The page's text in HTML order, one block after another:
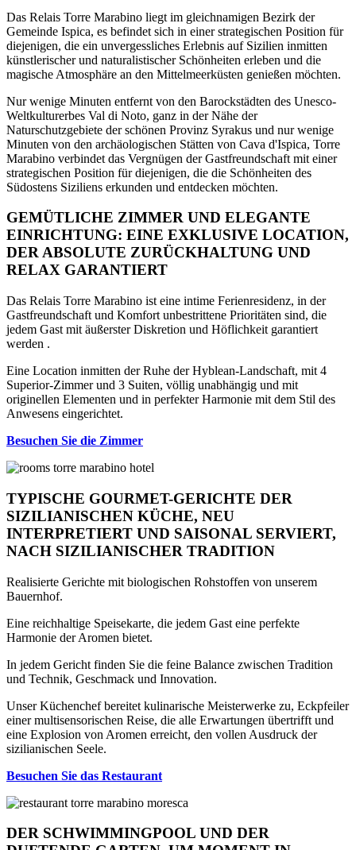
Das Relais Torre Marabino liegt im gleichnamigen Bezirk der
Gemeinde Ispica, es befindet sich in einer strategischen Position für
diejenigen, die ein unvergessliches Erlebnis auf Sizilien inmitten
künstlerischer und naturalistischer Schönheiten erleben und die
magische Atmosphäre an den Mittelmeerküsten genießen möchten.
Nur wenige Minuten entfernt von den Barockstädten des Unesco-
Weltkulturerbes Val di Noto, ganz in der Nähe der
Naturschutzgebiete der schönen Provinz Syrakus und nur wenige
Minuten von den archäologischen Stätten von Cava d'Ispica, Torre
Marabino verbindet das Vergnügen der Gastfreundschaft mit einer
strategischen Position für diejenigen, die die Schönheiten des
Südostens Siziliens erkunden und entdecken möchten.
GEMÜTLICHE ZIMMER UND ELEGANTE
EINRICHTUNG: EINE EXKLUSIVE LOCATION,
DER ABSOLUTE ZURÜCKHALTUNG UND
RELAX GARANTIERT
Das Relais Torre Marabino ist eine intime Ferienresidenz, in der
Gastfreundschaft und Komfort unbestrittene Prioritäten sind, die
jedem Gast mit äußerster Diskretion und Höflichkeit garantiert
werden .
Eine Location inmitten der Ruhe der Hyblean-Landschaft, mit 4
Superior-Zimmer und 3 Suiten, völlig unabhängig und mit
originellen Elementen und in perfekter Harmonie mit dem Stil des
Anwesens eingerichtet.
Besuchen Sie die Zimmer
TYPISCHE GOURMET-GERICHTE DER
SIZILIANISCHEN KÜCHE, NEU
INTERPRETIERT UND SAISONAL SERVIERT,
NACH SIZILIANISCHER TRADITION
Realisierte Gerichte mit biologischen Rohstoffen von unserem
Bauernhof.
Eine reichhaltige Speisekarte, die jedem Gast eine perfekte
Harmonie der Aromen bietet.
In jedem Gericht finden Sie die feine Balance zwischen Tradition
und Technik, Geschmack und Innovation.
Unser Küchenchef bereitet kulinarische Meisterwerke zu, Eckpfeiler
einer multisensorischen Reise, die alle Erwartungen übertrifft und
eine Explosion von Aromen erreicht, den vollen Ausdruck der
sizilianischen Seele.
Besuchen Sie das Restaurant
DER SCHWIMMINGPOOL UND DER